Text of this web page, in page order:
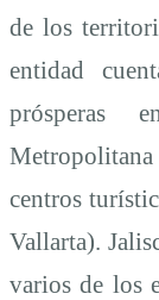
de los
entidad
prósperas
centros
Vallarta).
varios de los